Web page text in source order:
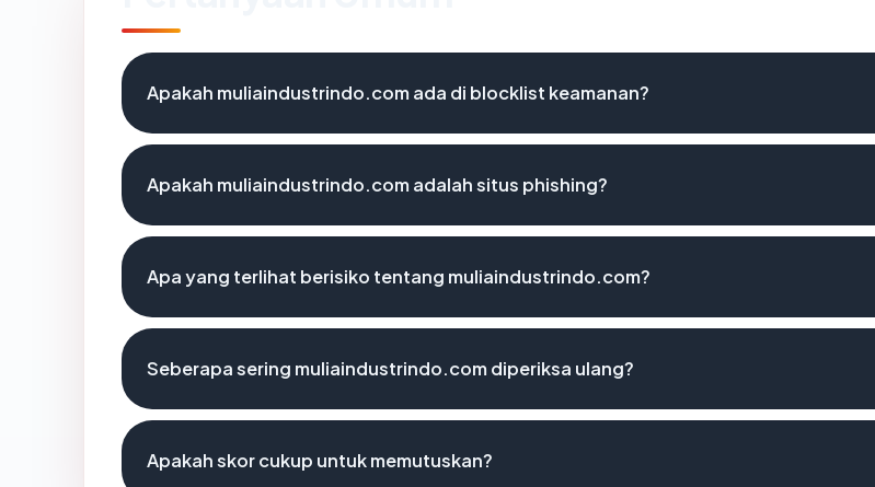
Apakah muliaindustrindo.com ada di blocklist keamanan?
Apakah muliaindustrindo.com adalah situs phishing?
Apa yang terlihat berisiko tentang muliaindustrindo.com?
Seberapa sering muliaindustrindo.com diperiksa ulang?
Apakah skor cukup untuk memutuskan?